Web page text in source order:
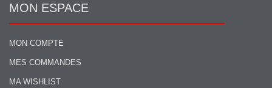
MON ESPACE
MON COMPTE
MES COMMANDES
MA WISHLIST